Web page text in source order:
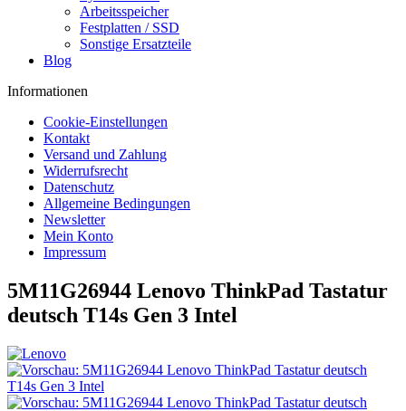
Arbeitsspeicher
Festplatten / SSD
Sonstige Ersatzteile
Blog
Informationen
Cookie-Einstellungen
Kontakt
Versand und Zahlung
Widerrufsrecht
Datenschutz
Allgemeine Bedingungen
Newsletter
Mein Konto
Impressum
5M11G26944 Lenovo ThinkPad Tastatur
deutsch T14s Gen 3 Intel